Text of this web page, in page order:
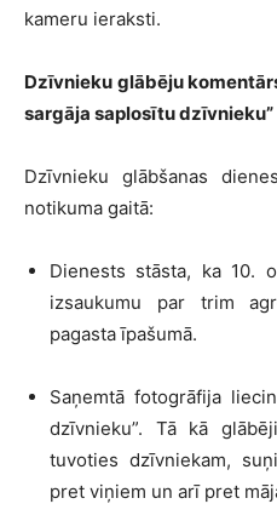
kameru ieraksti.
Dzīvnieku glābēju
sargāja saplosītu dzīvnieku”
Dzīvnieku glābšanas
notikuma gaitā:
Dienests stāsta, ka 10.
izsaukumu par trim
pagasta īpašumā.
Saņemtā fotogrāfija
dzīvnieku”. Tā kā
tuvoties dzīvniekam,
pret viņiem un arī pret